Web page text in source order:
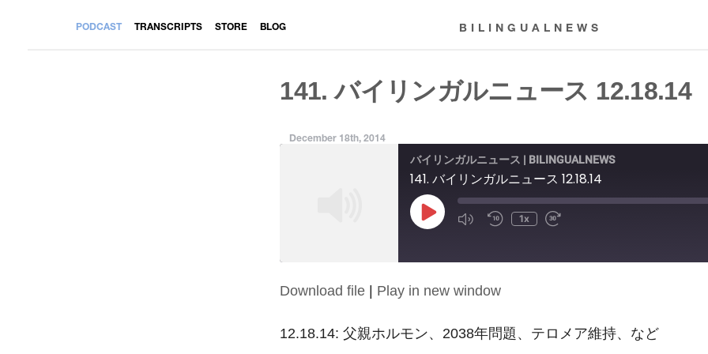
PODCAST TRANSCRIPTS STORE BLOG BILINGUALNEWS
141. バイリンガルニュース 12.18.14
December 18th, 2014
バイリンガルニュース | BILINGUALNEWS
141. バイリンガルニュース 12.18.14
Play
Episode
1x
SHARE
LINK
Download file | Play in new window
12.18.14: 父親ホルモン、2038年問題、テロメア維持、など